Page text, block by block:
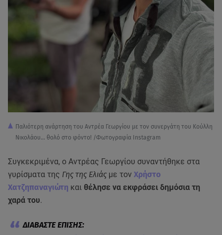
Παλιότερη ανάρτηση του Αντρέα Γεωργίου με τον συνεργάτη του Κούλλη
Νικολάου... θολό στο φόντο! /Φωτογραφία Instagram
Συγκεκριμένα, ο Αντρέας Γεωργίου συναντήθηκε στα
γυρίσματα της Γης της Ελιάς με τον Χρήστο
Χατζηπαναγιώτη και θέλησε να εκφράσει δημόσια τη
χαρά του.